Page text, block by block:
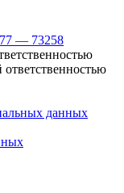
77 — 73258
данных